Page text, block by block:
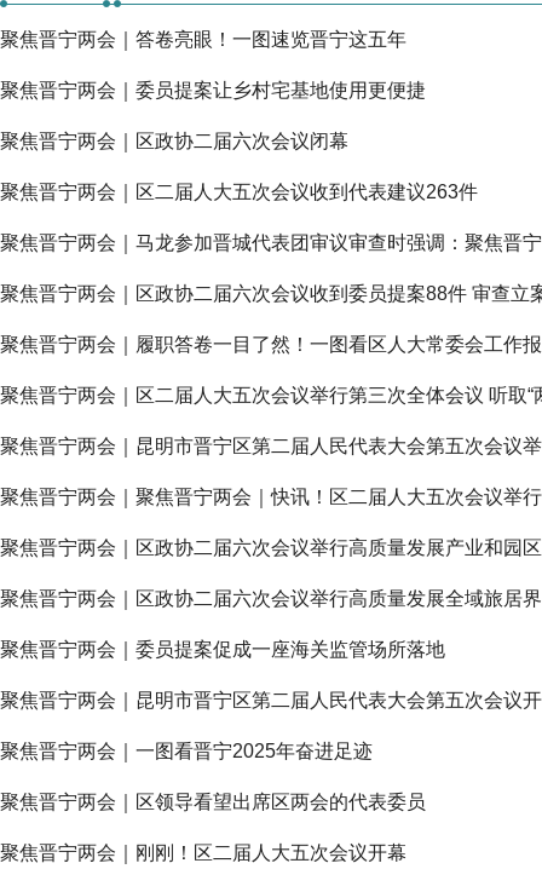
聚焦晋宁两会｜答卷亮眼！一图速览晋宁这五年
聚焦晋宁两会｜委员提案让乡村宅基地使用更便捷
聚焦晋宁两会｜区政协二届六次会议闭幕
聚焦晋宁两会｜区二届人大五次会议收到代表建议263件
聚焦晋宁两会｜马龙参加晋城代表团审议审查时强调：聚焦晋
聚焦晋宁两会｜区政协二届六次会议收到委员提案88件 审查立
聚焦晋宁两会｜履职答卷一目了然！一图看区人大常委会工作
聚焦晋宁两会｜区二届人大五次会议举行第三次全体会议 听取“
聚焦晋宁两会｜昆明市晋宁区第二届人民代表大会第五次会议
聚焦晋宁两会｜聚焦晋宁两会｜快讯！区二届人大五次会议举
聚焦晋宁两会｜区政协二届六次会议举行高质量发展产业和园
聚焦晋宁两会｜区政协二届六次会议举行高质量发展全域旅居
聚焦晋宁两会｜委员提案促成一座海关监管场所落地
聚焦晋宁两会｜昆明市晋宁区第二届人民代表大会第五次会议
聚焦晋宁两会｜一图看晋宁2025年奋进足迹
聚焦晋宁两会｜区领导看望出席区两会的代表委员
聚焦晋宁两会｜刚刚！区二届人大五次会议开幕